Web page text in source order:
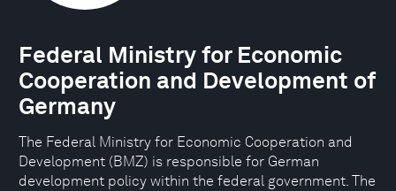
Federal Ministry for Economic
Cooperation and Development of
Germany
The Federal Ministry for Economic Cooperation and
Development (BMZ) is responsible for German
development policy within the federal government. The